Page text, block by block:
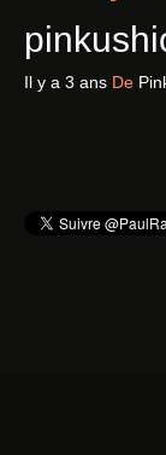
Il y a 3 ans De